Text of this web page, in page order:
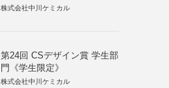
株式会社中川ケミカル
第24回 CSデザイン賞 学生部
門《学生限定》
株式会社中川ケミカル